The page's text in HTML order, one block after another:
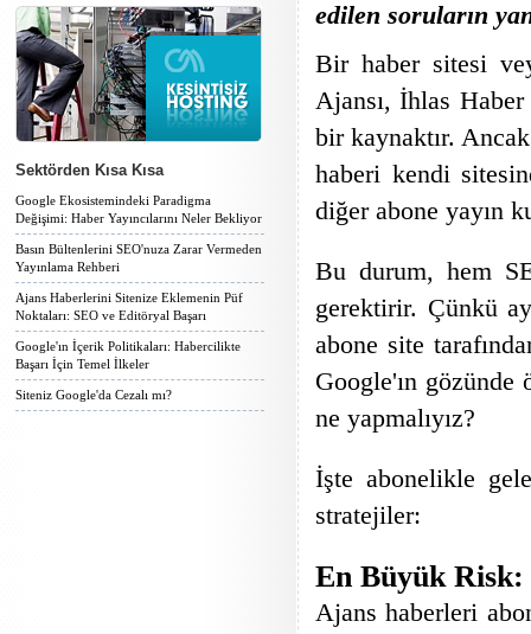
Sektörden Kısa Kısa
Google Ekosistemindeki Paradigma
Değişimi: Haber Yayıncılarını Neler Bekliyor
Basın Bültenlerini SEO'nuza Zarar Vermeden
Yayınlama Rehberi
Ajans Haberlerini Sitenize Eklemenin Püf
Noktaları: SEO ve Editöryal Başarı
Google'ın İçerik Politikaları: Habercilikte
Başarı İçin Temel İlkeler
Siteniz Google'da Cezalı mı?
edilen soruların
Bir haber sitesi
Ajansı, İhlas
bir kaynaktır.
haberi kendi
diğer abone yayın
Bu durum, hem
gerektirir. Çünkü
abone site
Google'ın
ne yapmalıyız?
İşte abonelikle
stratejiler:
En Büyük
Ajans haberleri